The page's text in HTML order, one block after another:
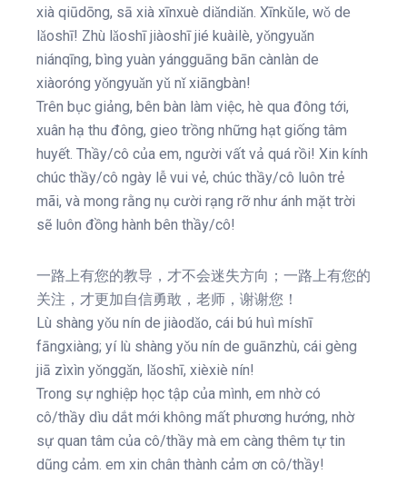
xià qiūdōng, sā xià xīnxuè diǎndiǎn. Xīnkǔle, wǒ de
lǎoshī! Zhù lǎoshī jiàoshī jié kuàilè, yǒngyuǎn
niánqīng, bìng yuàn yángguāng bān cànlàn de
xiàoróng yǒngyuǎn yǔ nǐ xiāngbàn!
Trên bục giảng, bên bàn làm việc, hè qua đông tới,
xuân hạ thu đông, gieo trồng những hạt giống tâm
huyết. Thầy/cô của em, người vất vả quá rồi! Xin kính
chúc thầy/cô ngày lễ vui vẻ, chúc thầy/cô luôn trẻ
mãi, và mong rằng nụ cười rạng rỡ như ánh mặt trời
sẽ luôn đồng hành bên thầy/cô!
一路上有您的教导，才不会迷失方向；一路上有您的
关注，才更加自信勇敢，老师，谢谢您！
Lù shàng yǒu nín de jiàodǎo, cái bú huì míshī
fāngxiàng; yí lù shàng yǒu nín de guānzhù, cái gèng
jiā zìxìn yǒnggǎn, lǎoshī, xièxiè nín!
Trong sự nghiệp học tập của mình, em nhờ có
cô/thầy dìu dắt mới không mất phương hướng, nhờ
sự quan tâm của cô/thầy mà em càng thêm tự tin
dũng cảm. em xin chân thành cảm ơn cô/thầy!